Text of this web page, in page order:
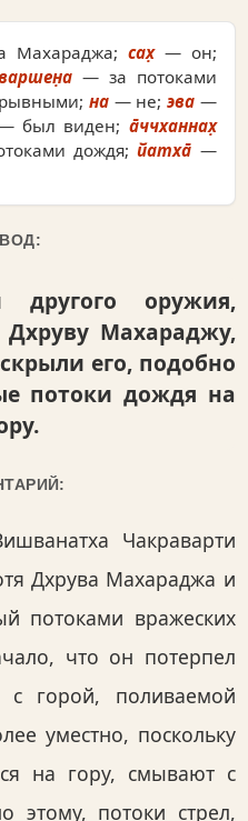
сах̣— он;
— за потоками
на — не;эва —
был виден; а̄ччханнах̣
дождя;йатха̄ —
оружия,
Махараджу,
его, подобно
потоки дождя на
Чакраварти
Дхрува Махараджа и
потоками вражеских
что он потерпел
с горой, поливаемой
уместно, поскольку
на гору, смывают с
этому, потоки стрел,